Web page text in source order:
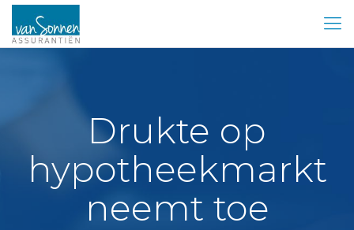
Drukte op
hypotheekmarkt
neemt toe